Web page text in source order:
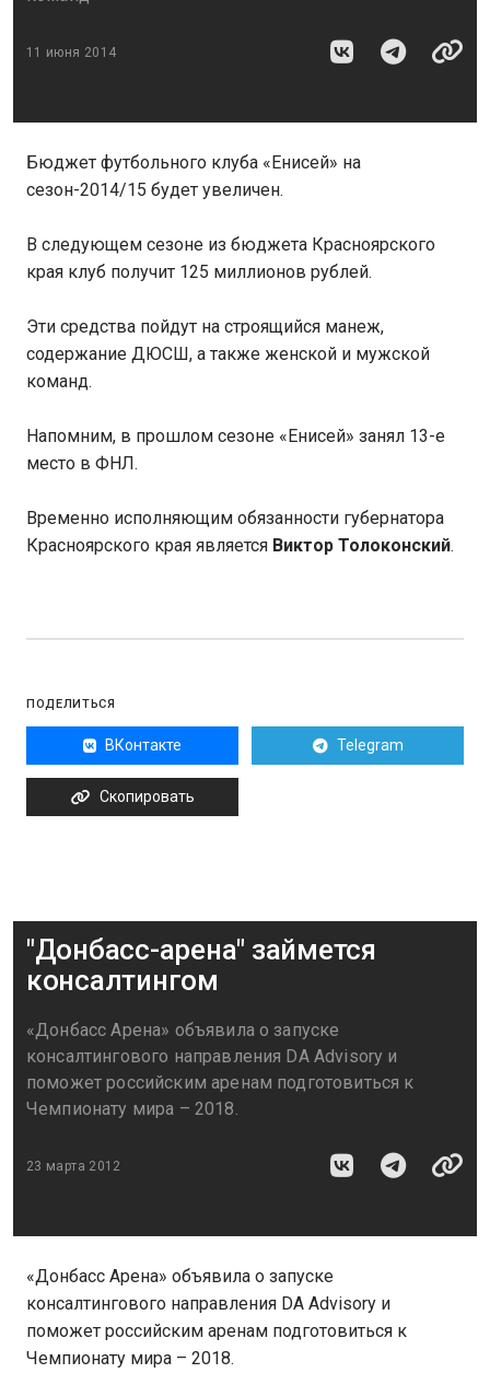
11 июня 2014
Бюджет футбольного клуба «Енисей» на
сезон-2014/15 будет увеличен.
В следующем сезоне из бюджета Красноярского
края клуб получит 125 миллионов рублей.
Эти средства пойдут на строящийся манеж,
содержание ДЮСШ, а также женской и мужской
команд.
Напомним, в прошлом сезоне «Енисей» занял 13-е
место в ФНЛ.
Временно исполняющим обязанности губернатора
Красноярского края является Виктор Толоконский.
ПОДЕЛИТЬСЯ
ВКонтакте Telegram
Скопировать
"Донбасс-арена" займется
консалтингом
«Донбасс Арена» объявила о запуске
консалтингового направления DA Advisory и
поможет российским аренам подготовиться к
Чемпионату мира – 2018.
23 марта 2012
«Донбасс Арена» объявила о запуске
консалтингового направления DA Advisory и
поможет российским аренам подготовиться к
Чемпионату мира – 2018.